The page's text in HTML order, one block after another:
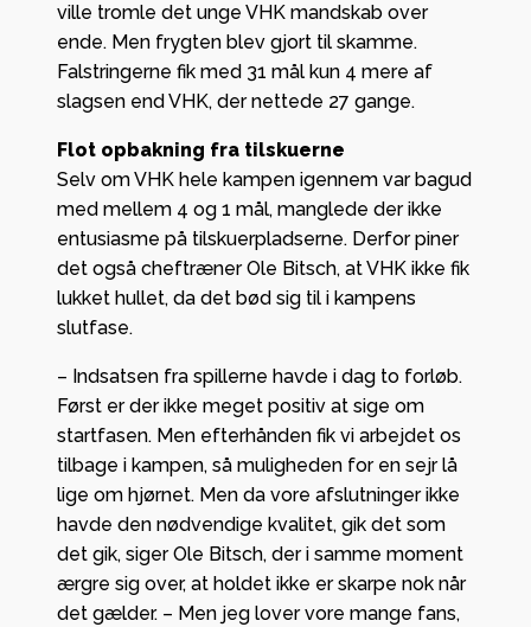
ville tromle det unge VHK mandskab over
ende. Men frygten blev gjort til skamme.
Falstringerne fik med 31 mål kun 4 mere af
slagsen end VHK, der nettede 27 gange.
Flot opbakning fra tilskuerne
Selv om VHK hele kampen igennem var bagud
med mellem 4 og 1 mål, manglede der ikke
entusiasme på tilskuerpladserne. Derfor piner
det også cheftræner Ole Bitsch, at VHK ikke fik
lukket hullet, da det bød sig til i kampens
slutfase.
– Indsatsen fra spillerne havde i dag to forløb.
Først er der ikke meget positiv at sige om
startfasen. Men efterhånden fik vi arbejdet os
tilbage i kampen, så muligheden for en sejr lå
lige om hjørnet. Men da vore afslutninger ikke
havde den nødvendige kvalitet, gik det som
det gik, siger Ole Bitsch, der i samme moment
ærgre sig over, at holdet ikke er skarpe nok når
det gælder. – Men jeg lover vore mange fans,